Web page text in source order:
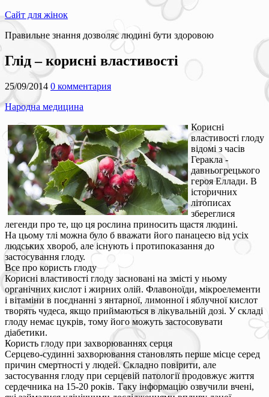
Сайт для жінок
Правильне знання дозволяє людині бути здоровою
Глід – корисні властивості
25/09/2014 0 комментария
Народна медицина
Корисні
властивості глоду
відомі з часів
Геракла -
давньогрецького
героя Еллади. В
історичних
літописах
збереглися
легенди про те, що ця рослина приносить щастя людині.
На цьому тлі можна було б вважати його панацеєю від усіх
людських хвороб, але існують і протипоказання до
застосування глоду.
Все про користь глоду
Корисні властивості глоду засновані на змісті у ньому
органічних кислот і жирних олій. Флавоноїди, мікроелементи
і вітаміни в поєднанні з янтарної, лимонної і яблучної кислот
творять чудеса, якщо приймаються в лікувальній дозі. У складі
глоду немає цукрів, тому його можуть застосовувати
діабетики.
Користь глоду при захворюваннях серця
Серцево-судинні захворювання становлять перше місце серед
причин смертності у людей. Складно повірити, але
застосування глоду при серцевій патології продовжує життя
сердечника на 15-20 років. Таку інформацію озвучили вчені,